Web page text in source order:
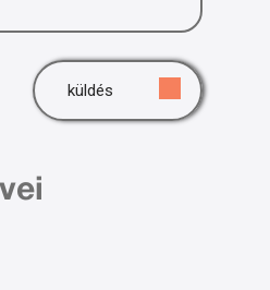
küldés